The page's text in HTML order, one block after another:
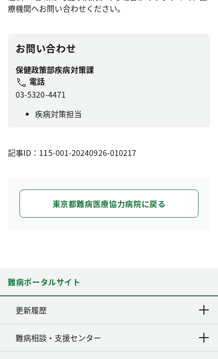
療機関へお問い合わせください。
お問い合わせ
保健政策部疾病対策課
電話
03-5320-4471
疾病対策担当
記事ID：115-001-20240926-010217
東京都難病医療協力病院に戻る
難病ポータルサイト
更新履歴
難病相談・支援センター